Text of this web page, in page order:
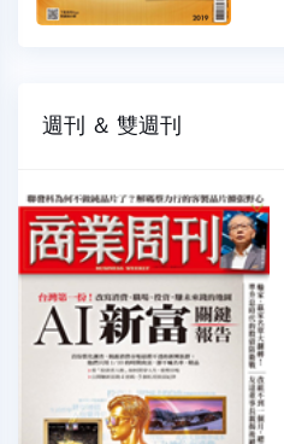
週刊 ＆ 雙週刊